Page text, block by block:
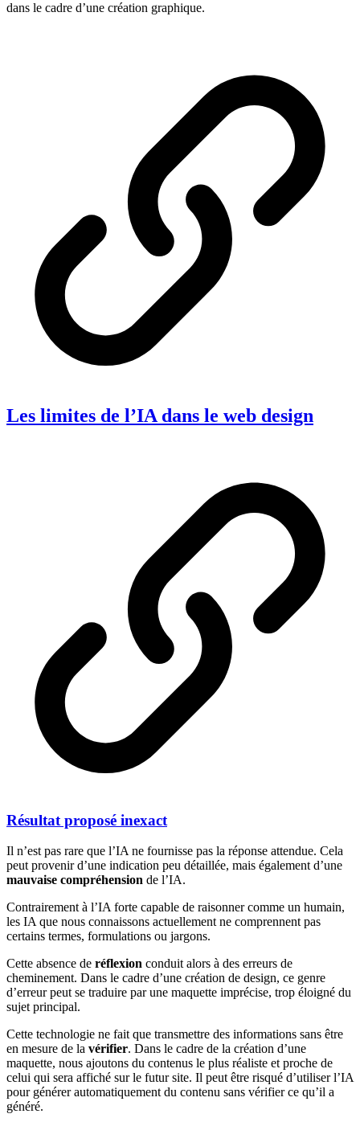
dans le cadre d’une création graphique.
Les limites de l’IA dans le web design
Résultat proposé inexact
Il n’est pas rare que l’IA ne fournisse pas la réponse attendue. Cela
peut provenir d’une indication peu détaillée, mais également d’une
mauvaise compréhension de l’IA.
Contrairement à l’IA forte capable de raisonner comme un humain,
les IA que nous connaissons actuellement ne comprennent pas
certains termes, formulations ou jargons.
Cette absence de réflexion conduit alors à des erreurs de
cheminement. Dans le cadre d’une création de design, ce genre
d’erreur peut se traduire par une maquette imprécise, trop éloigné du
sujet principal.
Cette technologie ne fait que transmettre des informations sans être
en mesure de la vérifier. Dans le cadre de la création d’une
maquette, nous ajoutons du contenus le plus réaliste et proche de
celui qui sera affiché sur le futur site. Il peut être risqué d’utiliser l’IA
pour générer automatiquement du contenu sans vérifier ce qu’il a
généré.